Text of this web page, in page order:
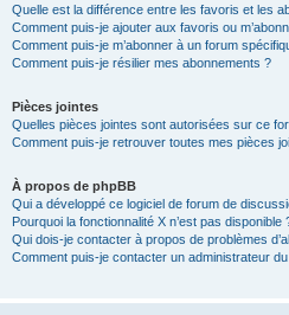
Quelle est la différence entre les favoris et les
Comment puis-je ajouter aux favoris ou
Comment puis-je m’abonner à un forum
Comment puis-je résilier mes abonnements ?
Pièces jointes
Quelles pièces jointes sont autorisées sur ce
Comment puis-je retrouver toutes mes pièces
À propos de phpBB
Qui a développé ce logiciel de forum de
Pourquoi la fonctionnalité X n’est pas disponible
Qui dois-je contacter à propos de problèmes
Comment puis-je contacter un administrateur